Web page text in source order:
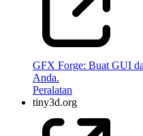
GFX Forge: Buat GUI
Anda.
Peralatan
tiny3d.org